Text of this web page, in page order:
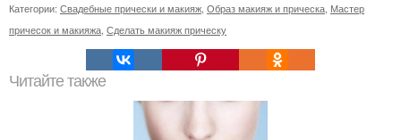
Категории: Свадебные прически и макияж, Образ макияж и прическа, Мастер
причесок и макияжа, Сделать макияж прическу
Читайте также